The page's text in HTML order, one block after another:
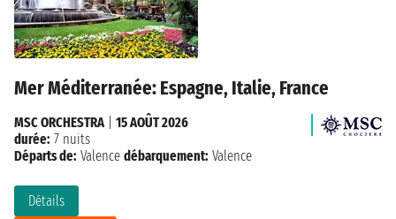
Mer Méditerranée: Espagne, Italie, France
Détails
MSC ORCHESTRA
15 AOÛT 2026
durée: 7 nuits
Départs de: Valence débarquement: Valence